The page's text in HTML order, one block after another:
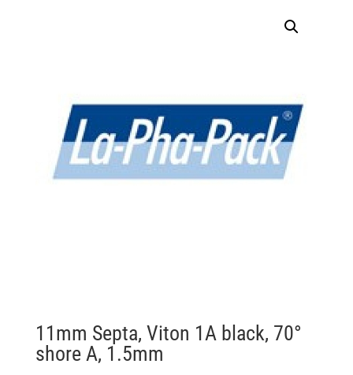
11mm Septa, Viton 1A black, 70°
shore A, 1.5mm